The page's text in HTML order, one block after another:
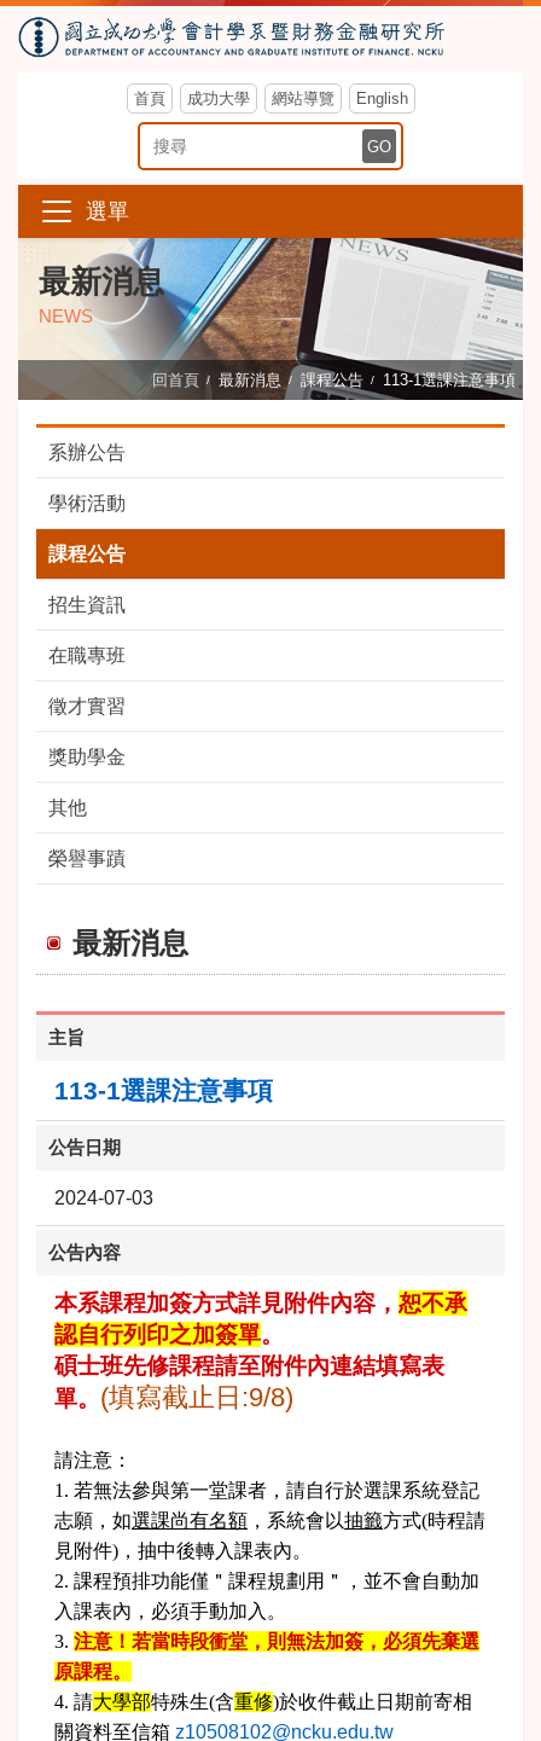
首頁 成功大學 網站導覽 English
搜尋關鍵字 GO
選單
最新消息
NEWS
回首頁 最新消息 課程公告 113-1選課注意事項
系辦公告
學術活動
課程公告
招生資訊
在職專班
徵才實習
獎助學金
其他
榮譽事蹟
最新消息
主旨
113-1選課注意事項
公告日期
2024-07-03
公告內容
本系課程加簽方式詳見附件內容， 恕不承
認自行列印之加簽單。
碩士班先修課程請至附件內連結填寫表
單。 (填寫截止日:9/8)
請注意：
1. 若無法參與第一堂課者，請自行於選課系統登記
志願， 如選課尚有名額 ，系統會以抽籤方式(時程請
見附件)，抽中後轉入課表內。
2. 課程預排功能僅＂課程規劃用＂，並不會自動加
入課表內，必須手動加入。
3. 注意！若當時段衝堂，則無法加簽，必須先棄選
原課程。
4. 請大學部特殊生(含重修)於收件截止日期前寄相
關資料至信箱 z10508102@ncku.edu.tw